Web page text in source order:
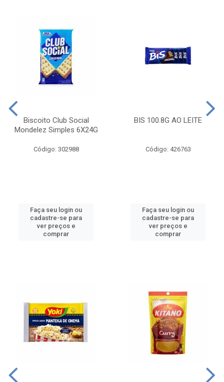
Biscoito Club Social
Mondelez Simples 6X24G
Código: 302988
Faça seu login ou
cadastre-se para
ver preços e
comprar
BIS 100.8G AO LEITE
Código: 426763
Faça seu login ou
cadastre-se para
ver preços e
comprar